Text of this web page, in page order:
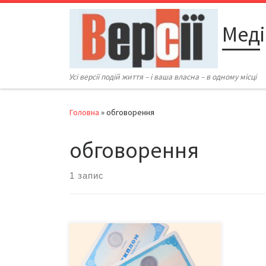
Перейти до вмісту
Усі версії подій життя – і ваша власна – в одному місці
Головна »обговорення
обговорення
1 запис
Новий закон про вищу освіту
передбачає фінансову, кадрову та
економічну автономії в системі